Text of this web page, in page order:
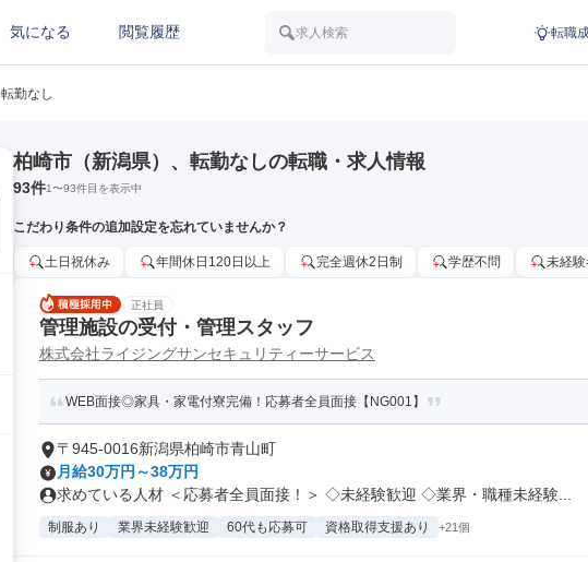
気になる 閲覧履歴 求人検索 転職
転勤なし
柏崎市（新潟県）、転勤なしの転職・求人情報
93件1〜93件目を表示中
こだわり条件の追加設定を忘れていませんか？
土日祝休み 年間休日120日以上 完全週休2日制 学歴不問 未経
正社員
管理施設の受付・管理スタッフ
株式会社ライジングサンセキュリティーサービス
WEB面接◎家具・家電付寮完備！応募者全員面接【NG001】
〒945-0016新潟県柏崎市青山町
月給30万円～38万円
求めている人材 ＜応募者全員面接！＞ ◇未経験歓迎 ◇業界・職種未経験...
制服あり 業界未経験歓迎 60代も応募可 資格取得支援あり +21個